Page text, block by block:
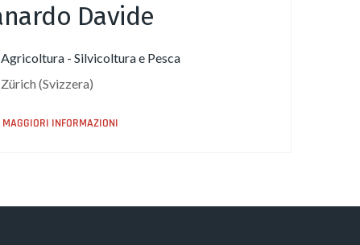
Davide
Agricoltura - Silvicoltura e Pesca
(Svizzera)
MAGGIORI INFORMAZIONI